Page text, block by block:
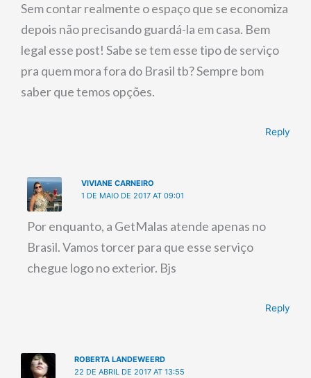
Sem contar realmente o espaço que se economiza
depois não precisando guardá-la em casa. Bem
legal esse post! Sabe se tem esse tipo de serviço
pra quem mora fora do Brasil tb? Sempre bom
saber que temos opções.
Reply
VIVIANE CARNEIRO
1 DE MAIO DE 2017 AT 09:01
Por enquanto, a GetMalas atende apenas no
Brasil. Vamos torcer para que esse serviço
chegue logo no exterior. Bjs
Reply
ROBERTA LANDEWEERD
22 DE ABRIL DE 2017 AT 13:55